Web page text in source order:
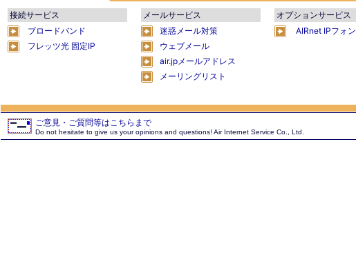
接続サービス
ブロードバンド
フレッツ光 固定IP
メールサービス
迷惑メール対策
ウェブメール
air.jpメールアドレス
メーリングリスト
オプションサービス
AIRnet IPフォン
ご意見・ご質問等はこちらまで
Do not hesitate to give us your opinions and questions! Air Internet Service Co., Ltd.